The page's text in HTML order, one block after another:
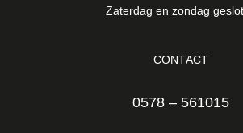
Zaterdag en zondag
CONTACT
0578 – 561015